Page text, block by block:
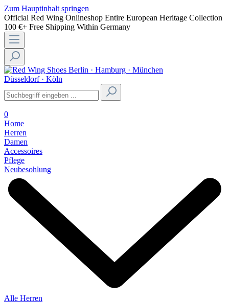
Zum Hauptinhalt springen
Official Red Wing Onlineshop Entire European Heritage Collection
100 €+ Free Shipping Within Germany
Berlin · Hamburg · München
Düsseldorf · Köln
0
Home
Herren
Damen
Accessoires
Pflege
Neubesohlung
Alle Herren